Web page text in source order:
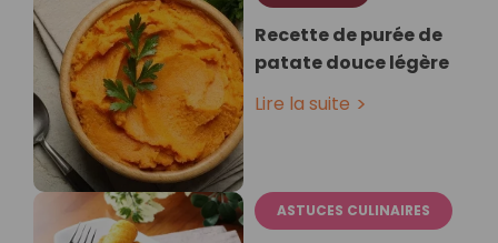
Recette de purée de
patate douce légère
Lire la suite
ASTUCES CULINAIRES